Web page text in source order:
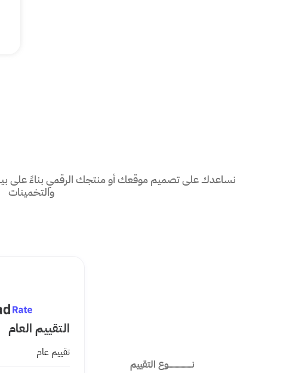
نساعدك على تصميم موقعك أو منتجك الرقمي بناءً على
والتخمينات
نـــــــــــــــــــوع التقييم
التقييم العام
تقييم عام